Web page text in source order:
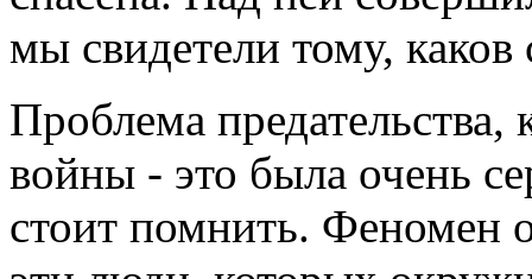
мы свидетели тому,
Проблема
войны - это была очень
стоит помнить. Феномен